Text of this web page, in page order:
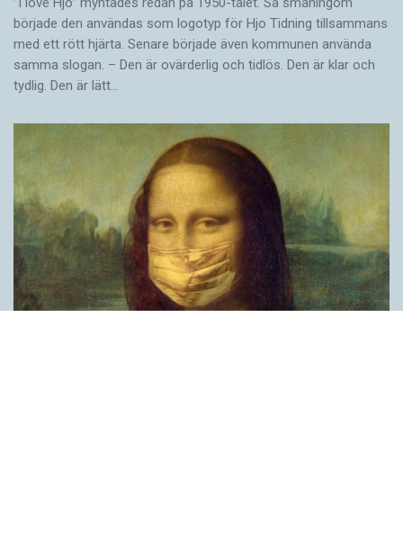
började den användas som logotyp för Hjo Tidning tillsammans
med ett rött hjärta. Senare började även kommunen använda
samma slogan. – Den är ovärderlig och tidlös. Den är klar och
tydlig. Den är lätt…